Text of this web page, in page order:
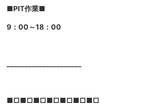
■PIT作業■
9：00～18：00
■□■□■□■□■□■□■□